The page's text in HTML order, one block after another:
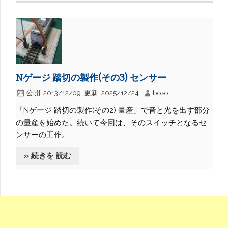
Nゲージ 踏切の製作(その3) センサー
公開: 2013/12/09 更新: 2025/12/24 boso
「Nゲージ 踏切の製作(その2) 量産」で音と光を出す部分
の量産を始めた。続いて今回は、そのスイッチとなるセ
ンサーの工作。
» 続きを 読む